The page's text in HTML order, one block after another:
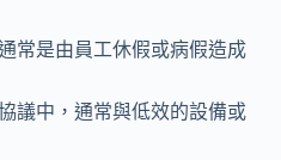
常是由員工休假或病假造成
議中，通常與低效的設備或